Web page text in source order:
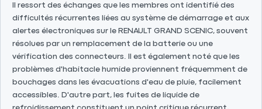
Il ressort des échanges que les membres ont identifié des
difficultés récurrentes liées au système de démarrage et aux
alertes électroniques sur le RENAULT GRAND SCENIC, souvent
résolues par un remplacement de la batterie ou une
vérification des connecteurs. Il est également noté que les
problèmes d'habitacle humide proviennent fréquemment de
bouchages dans les évacuations d'eau de pluie, facilement
accessibles. D'autre part, les fuites de liquide de